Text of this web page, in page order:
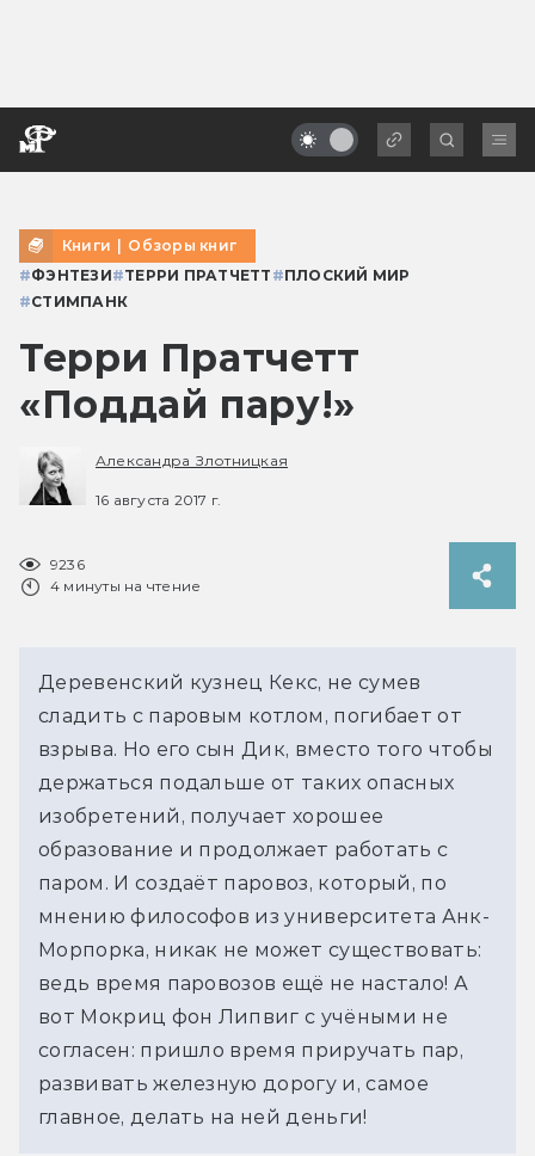
Книги | Обзоры книг
#ФЭНТЕЗИ#ТЕРРИ ПРАТЧЕТТ #ПЛОСКИЙ МИР
#СТИМПАНК
Терри Пратчетт
«Поддай пару!»
Александра Злотницкая
16 августа 2017 г.
9236
4 минуты на чтение
Деревенский кузнец Кекс, не сумев
сладить с паровым котлом, погибает от
взрыва. Но его сын Дик, вместо того чтобы
держаться подальше от таких опасных
изобретений, получает хорошее
образование и продолжает работать с
паром. И создаёт паровоз, который, по
мнению философов из университета Анк-
Морпорка, никак не может существовать:
ведь время паровозов ещё не настало! А
вот Мокриц фон Липвиг с учёными не
согласен: пришло время приручать пар,
развивать железную дорогу и, самое
главное, делать на ней деньги!